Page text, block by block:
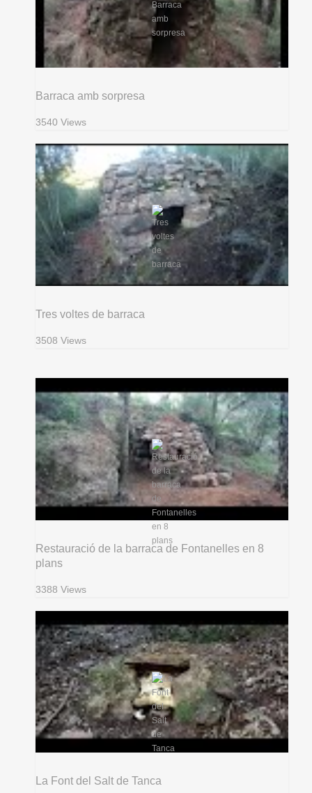
Barraca amb sorpresa
3540 Views
Tres voltes de barraca
3508 Views
Restauració de la barraca de Fontanelles en 8
plans
3388 Views
La Font del Salt de Tanca